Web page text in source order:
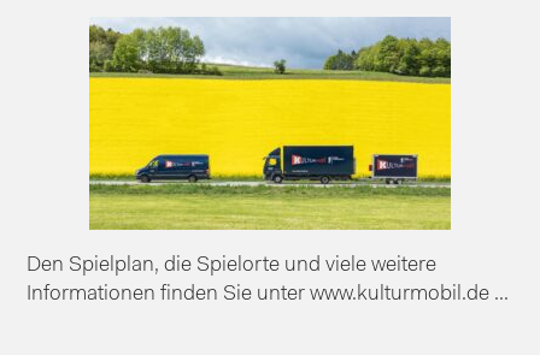
Den Spielplan, die Spielorte und viele weitere
Informationen finden Sie unter www.kulturmobil.de ...